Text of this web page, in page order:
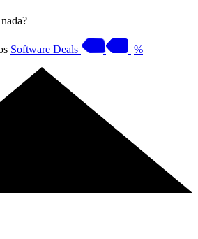
Software Deals %